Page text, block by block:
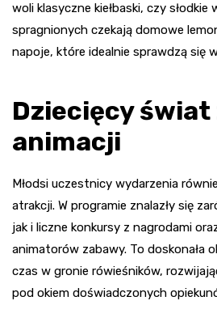
woli klasyczne kiełbaski, czy słodkie
spragnionych czekają domowe
napoje, które idealnie sprawdzą się
Dziecięcy świat
animacji
Młodsi uczestnicy wydarzenia
atrakcji. W programie znalazły się
jak i liczne konkursy z nagrodami
animatorów zabawy. To doskonała
czas w gronie rówieśników,
pod okiem doświadczonych